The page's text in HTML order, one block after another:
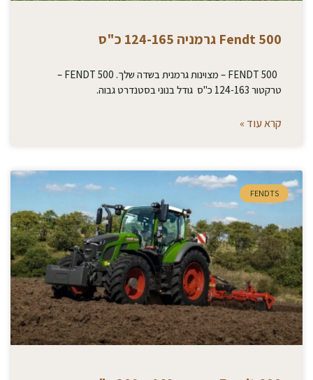
Fendt 500 גרמניה 124-165 כ"ס
FENDT 500 – מצוינות גרמנית בשדה שלך. FENDT 500 –
טרקטור 124-163 כ"ס גודל בנוני בסטנדרט גבוה.
קרא עוד »
FENDTS